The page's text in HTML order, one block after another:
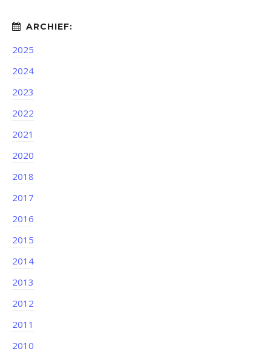
2025
2024
2023
2022
2021
2020
2018
2017
2016
2015
2014
2013
2012
2011
2010